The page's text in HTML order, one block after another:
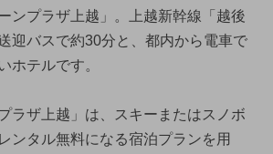
ンプラザ上越」。上越新幹線「越後
迎バスで約30分と、都内から電車で
ホテルです。
ラザ上越」は、スキーまたはスノボ
ンタル無料になる宿泊プランを用